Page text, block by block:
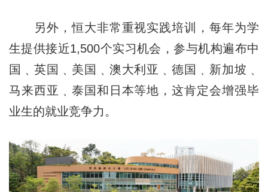
另外，恒大非常重视实践培训，每年为学
生提供接近1,500个实习机会，参与机构遍布中
国﹑英国﹑美国﹑澳大利亚﹑德国﹑新加坡﹑
马来西亚﹑泰国和日本等地，这肯定会增强毕
业生的就业竞争力。